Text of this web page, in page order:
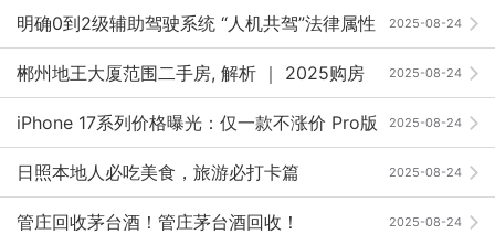
慧与担当 ｜ 2025向新·AI未来 2025-08-24
明确0到2级辅助驾驶系统 “人机共驾”法律属性
2025-08-24
郴州地王大厦范围二手房, 解析 ｜ 2025购房
必看攻略，避坑省钱秘籍，核心价值实测，抢抓30%优
惠！
2025-08-24
iPhone 17系列价格曝光：仅一款不涨价 Pro版
更具性价比 2025-08-24
日照本地人必吃美食，旅游必打卡篇
2025-08-24
管庄回收茅台酒！管庄茅台酒回收！